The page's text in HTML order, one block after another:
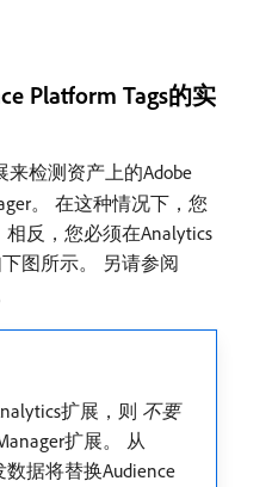
Platform Tags的实
来检测资产上的Adobe
。 在这种情况下，您
反，您必须在Analytics
图所示。 另请参阅
扩展，则​ 不要​
扩展。 从
据将替换Audience